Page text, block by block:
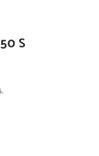
S